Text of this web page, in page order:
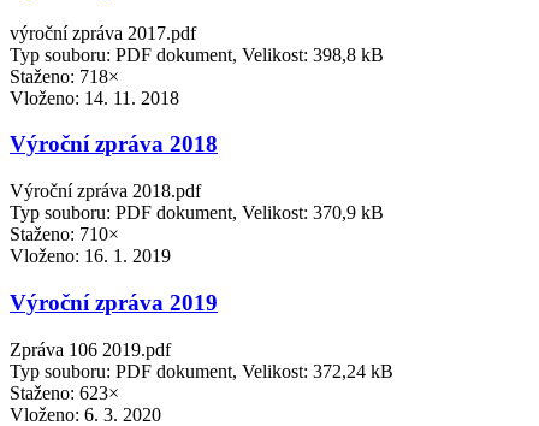
výroční zpráva 2017.pdf
Typ souboru: PDF dokument, Velikost: 398,8 kB
Staženo: 718×
Vloženo: 14. 11. 2018
Výroční zpráva 2018
Výroční zpráva 2018.pdf
Typ souboru: PDF dokument, Velikost: 370,9 kB
Staženo: 710×
Vloženo: 16. 1. 2019
Výroční zpráva 2019
Zpráva 106 2019.pdf
Typ souboru: PDF dokument, Velikost: 372,24 kB
Staženo: 623×
Vloženo: 6. 3. 2020